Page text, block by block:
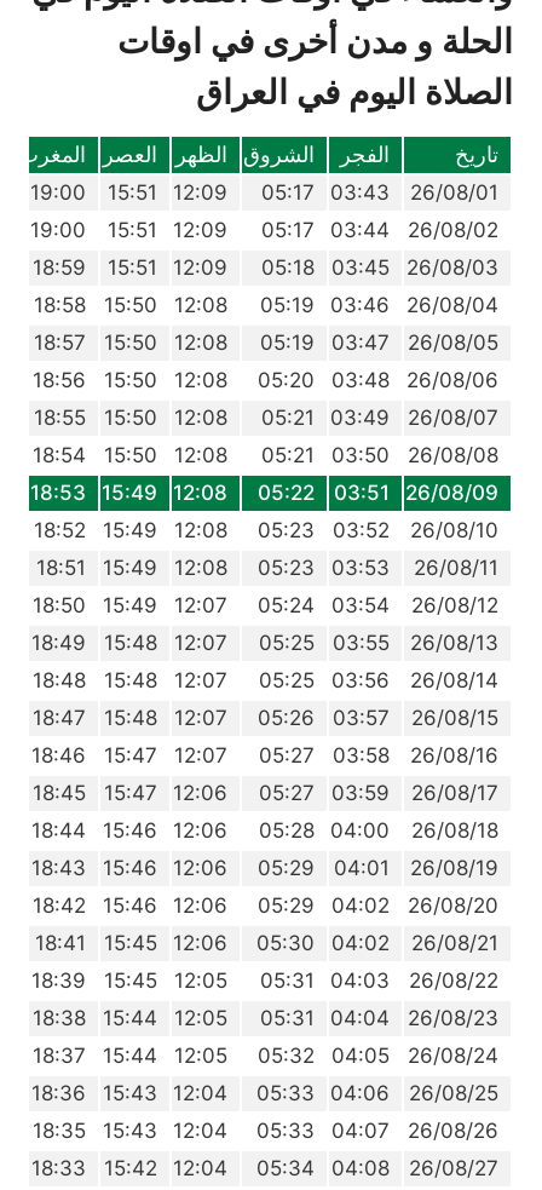
الحلة و مدن أخرى في اوقات
الصلاة اليوم في العراق
تاريخ الفجر الشروق الظهر العصر المغرب
26/08/01
03:43
05:17
12:09
15:51
19:00
26/08/02
03:44
05:17
12:09
15:51
19:00
26/08/03
03:45
05:18
12:09
15:51
18:59
26/08/04
03:46
05:19
12:08
15:50
18:58
26/08/05
03:47
05:19
12:08
15:50
18:57
26/08/06
03:48
05:20
12:08
15:50
18:56
26/08/07
03:49
05:21
12:08
15:50
18:55
26/08/08
03:50
05:21
12:08
15:50
18:54
26/08/09
03:51
05:22
12:08
15:49
18:53
26/08/10
03:52
05:23
12:08
15:49
18:52
26/08/11
03:53
05:23
12:08
15:49
18:51
26/08/12
03:54
05:24
12:07
15:49
18:50
26/08/13
03:55
05:25
12:07
15:48
18:49
26/08/14
03:56
05:25
12:07
15:48
18:48
26/08/15
03:57
05:26
12:07
15:48
18:47
26/08/16
03:58
05:27
12:07
15:47
18:46
26/08/17
03:59
05:27
12:06
15:47
18:45
26/08/18
04:00
05:28
12:06
15:46
18:44
26/08/19
04:01
05:29
12:06
15:46
18:43
26/08/20
04:02
05:29
12:06
15:46
18:42
26/08/21
04:02
05:30
12:06
15:45
18:41
26/08/22
04:03
05:31
12:05
15:45
18:39
26/08/23
04:04
05:31
12:05
15:44
18:38
26/08/24
04:05
05:32
12:05
15:44
18:37
26/08/25
04:06
05:33
12:04
15:43
18:36
26/08/26
04:07
05:33
12:04
15:43
18:35
26/08/27
04:08
05:34
12:04
15:42
18:33